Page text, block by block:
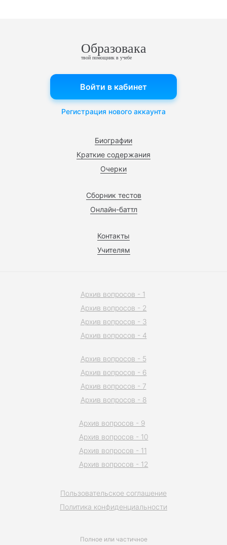
Образовака
твой помощник в учебе
Биографии
Краткие содержания
Очерки
Сборник тестов
Онлайн-баттл
Контакты
Учителям
Войти в кабинет
Регистрация нового аккаунта
Полное или частичное
Пользовательское соглашение
Политика конфиденциальности
Архив вопросов - 1
Архив вопросов - 2
Архив вопросов - 3
Архив вопросов - 4
Архив вопросов - 5
Архив вопросов - 6
Архив вопросов - 7
Архив вопросов - 8
Архив вопросов - 9
Архив вопросов - 10
Архив вопросов - 11
Архив вопросов - 12